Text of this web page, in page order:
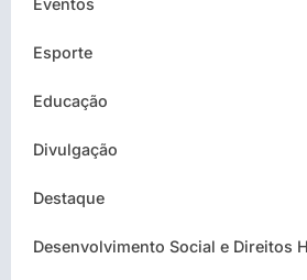
Eventos
Esporte
Educação
Divulgação
Destaque
Desenvolvimento Social e Direitos